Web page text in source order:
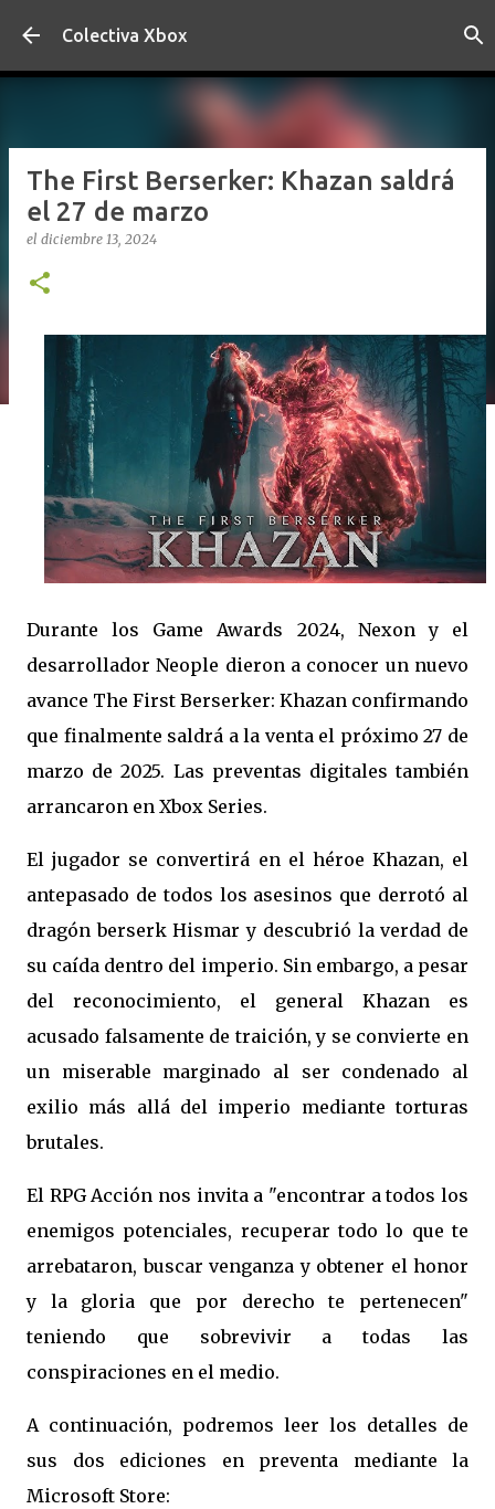
Ir al contenido principal
Colectiva Xbox
The First Berserker: Khazan saldrá
el 27 de marzo
el diciembre 13, 2024
Durante los Game Awards 2024, Nexon y el
desarrollador Neople dieron a conocer un nuevo
avance The First Berserker: Khazan confirmando
que finalmente saldrá a la venta el próximo 27 de
marzo de 2025. Las preventas digitales también
arrancaron en Xbox Series.
El jugador se convertirá en el héroe Khazan, el
antepasado de todos los asesinos que derrotó al
dragón berserk Hismar y descubrió la verdad de
su caída dentro del imperio. Sin embargo, a pesar
del reconocimiento, el general Khazan es
acusado falsamente de traición, y se convierte en
un miserable marginado al ser condenado al
exilio más allá del imperio mediante torturas
brutales.
El RPG Acción nos invita a "encontrar a todos los
enemigos potenciales, recuperar todo lo que te
arrebataron, buscar venganza y obtener el honor
y la gloria que por derecho te pertenecen"
teniendo que sobrevivir a todas las
conspiraciones en el medio.
A continuación, podremos leer los detalles de
sus dos ediciones en preventa mediante la
Microsoft Store: